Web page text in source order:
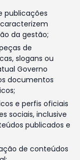
publicações
da gestão;
de
slogans ou
Governo
documentos
e perfis oficiais
sociais, inclusive
publicados e
de conteúdos